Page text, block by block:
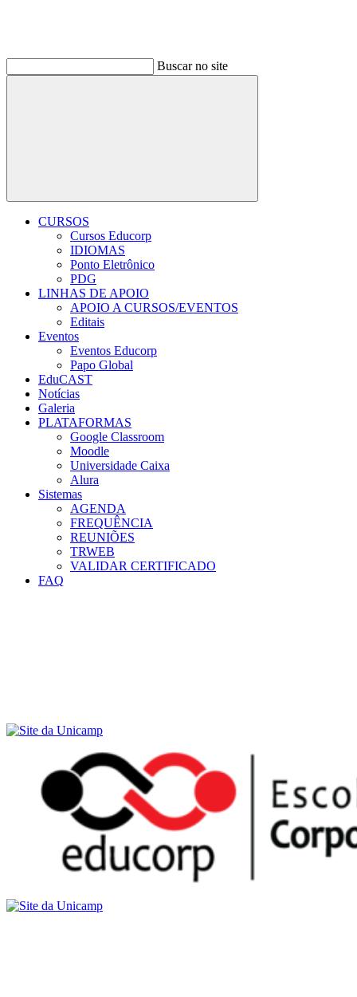
Buscar no site
Buscar
CURSOS
Cursos Educorp
IDIOMAS
Ponto Eletrônico
PDG
LINHAS DE APOIO
APOIO A CURSOS/EVENTOS
Editais
Eventos
Eventos Educorp
Papo Global
EduCAST
Notícias
Galeria
PLATAFORMAS
Google Classroom
Moodle
Universidade Caixa
Alura
Sistemas
AGENDA
FREQUÊNCIA
REUNIÕES
TRWEB
VALIDAR CERTIFICADO
FAQ